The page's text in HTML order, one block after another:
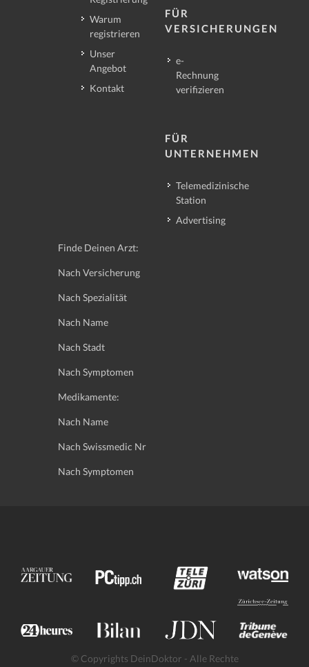
Warum
registrieren
Unser
Angebot
Kontakt
FÜR
VERSICHERUNGEN
e-
Rechnung
verifizieren
FÜR
UNTERNEHMEN
Telemedizinische
Station
Advertising
Finde Deinen Arzt:
Nach Versicherung
Nach Spezialität
Nach Name
Nach Stadt
Nach Symptomen
Medikamente:
Nach Name
Nach Swissmedic Nr
Nach Symptomen
© Copyrights DeinDoktor - Alle Rechte